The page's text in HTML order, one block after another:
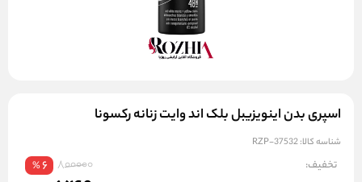
اسپری بدن اینویزیبل بلک اند وایت زنانه رکسونا
شناسه کالا:RZP-37532
تخفیف: 800000
6
%